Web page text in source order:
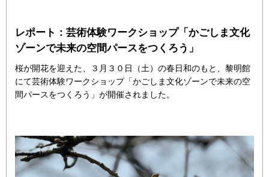
レポート：芸術体験ワークショップ「かごしま文化
ゾーンで未来の空間パースをつくろう」
桜が開花を迎えた、３月３０日（土）の春日和のもと、黎明館
にて芸術体験ワークショップ「かごしま文化ゾーンで未来の空
間パースをつくろう」が開催されました。